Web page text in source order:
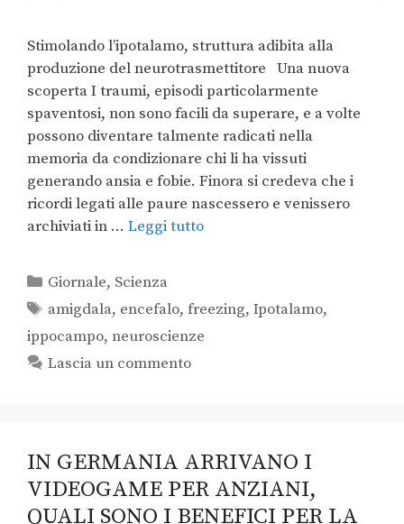
Stimolando l’ipotalamo, struttura adibita alla
produzione del neurotrasmettitore Una nuova
scoperta I traumi, episodi particolarmente
spaventosi, non sono facili da superare, e a volte
possono diventare talmente radicati nella
memoria da condizionare chi li ha vissuti
generando ansia e fobie. Finora si credeva che i
ricordi legati alle paure nascessero e venissero
archiviati in … Leggi tutto
Giornale, Scienza
amigdala, encefalo,freezing,Ipotalamo,
ippocampo, neuroscienze
Lascia un commento
IN GERMANIA ARRIVANO I
VIDEOGAME PER ANZIANI,
QUALI SONO I BENEFICI PER LA